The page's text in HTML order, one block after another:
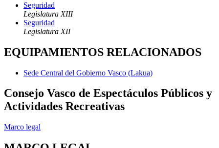
Seguridad
Legislatura XIII
Seguridad
Legislatura XII
EQUIPAMIENTOS RELACIONADOS
Sede Central del Gobierno Vasco (Lakua)
Consejo Vasco de Espectáculos Públicos y
Actividades Recreativas
Marco legal